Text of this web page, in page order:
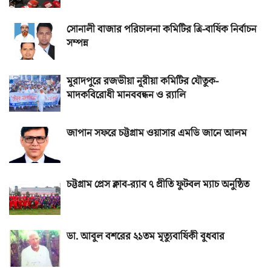
সোনালী বাজার পরিচালনা কমিটির ত্রি-বার্ষিক নির্বাচন
সম্পন্ন
মুরাদপুরে রজভীয়া নূরীয়া কমিটির যৌতুক-
মাদকবিরোধী মানববন্ধন ও র‌্যালি
জাপান সফরে চট্টগ্রাম ওয়াসার এমডি জানে আলম
চট্টগ্রাম প্রেস ক্লাব-র‌্যাব ৭ প্রীতি ফুটবল ম্যাচ অনুষ্ঠিত
ডা. আবুল বশরের ২১তম মৃত্যুবার্ষিকী বুধবার